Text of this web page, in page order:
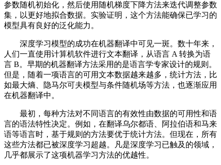
参数随机初始化，然后使用随机梯度下降方法来迭代调整参数
集，以更好地拟合数据。实验证明，这个方法能确保已学习的
模型具有良好的泛化能力。
深度学习模型的成功在机器翻译中可见一斑。数十年来，
人们一直使用计算机软件进行文本翻译，从语言 A 转换为语
言 B。早期的机器翻译方法采用的是语言学专家设计的规则。
但是，随着一项语言的可用文本数据越来越多，统计方法，比
如最大熵、隐马尔可夫模型与条件随机场等方法，也逐渐应用
在机器翻译中。
最初，每种方法对不同语言的有效性由数据的可用性和语
言的语法特性决定。例如，在翻译乌尔都语、阿拉伯语和马来
语等语言时，基于规则的方法要优于统计方法。但现在，所有
这些方法都已被深度学习超越。凡是深度学习已触及的领域，
几乎都展示了这项机器学习方法的优越性。